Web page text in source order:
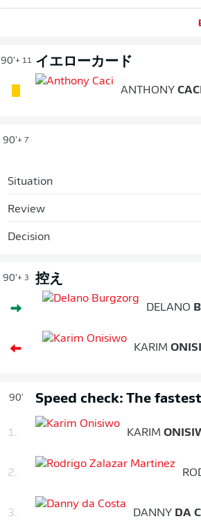
90'+ 11 イエローカード
ANTHONY CACI
90'+ 7
Situation
Review
Decision
90'+ 3 控え
DELANO
KARIM
90' Speed check: The
1. KARIM
2.
3. DANNY DA